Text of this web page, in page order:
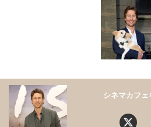
シネマカフェ